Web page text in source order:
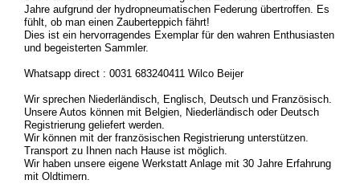
Jahre aufgrund der hydropneumatischen Federung übertroffen. Es
fühlt, ob man einen Zauberteppich fährt!
Dies ist ein hervorragendes Exemplar für den wahren Enthusiasten
und begeisterten Sammler.
Whatsapp direct : 0031 683240411 Wilco Beijer
Wir sprechen Niederländisch, Englisch, Deutsch und Französisch.
Unsere Autos können mit Belgien, Niederländisch oder Deutsch
Registrierung geliefert werden.
Wir können mit der französischen Registrierung unterstützen.
Transport zu Ihnen nach Hause ist möglich.
Wir haben unsere eigene Werkstatt Anlage mit 30 Jahre Erfahrung
mit Oldtimern.